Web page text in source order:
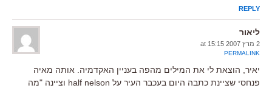
REPLY
ליאור
2 מרץ 2007 at 15:15
PERMALINK
יאיר, הוצאת לי את המילים מהפה בעניין האקדמיה. אותה מאיה
פנחסי שציינת כתבה היום בעכבר העיר על half nelson וציינה "מה